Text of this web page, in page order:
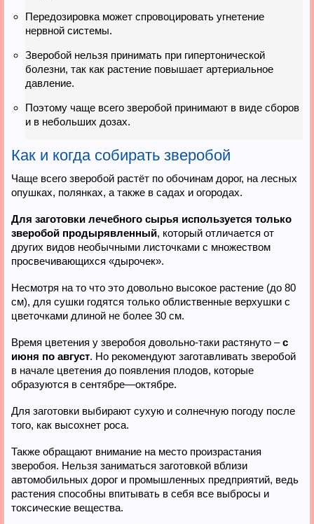
Передозировка может спровоцировать угнетение
нервной системы.
Зверобой нельзя принимать при гипертонической
болезни, так как растение повышает артериальное
давление.
Поэтому чаще всего зверобой принимают в виде сборов
и в небольших дозах.
Как и когда собирать зверобой
Чаще всего зверобой растёт по обочинам дорог, на лесных
опушках, полянках, а также в садах и огородах.
Для заготовки лечебного сырья используется только
зверобой продырявленный, который отличается от
других видов необычными листочками с множеством
просвечивающихся «дырочек».
Несмотря на то что это довольно высокое растение (до 80
см), для сушки годятся только облиственные верхушки с
цветочками длиной не более 30 см.
Время цветения у зверобоя довольно-таки растянуто –с
июня по август. Но рекомендуют заготавливать зверобой
в начале цветения до появления плодов, которые
образуются в сентябре—октябре.
Для заготовки выбирают сухую и солнечную погоду после
того, как высохнет роса.
Также обращают внимание на место произрастания
зверобоя. Нельзя заниматься заготовкой вблизи
автомобильных дорог и промышленных предприятий, ведь
растения способны впитывать в себя все выбросы и
токсические вещества.